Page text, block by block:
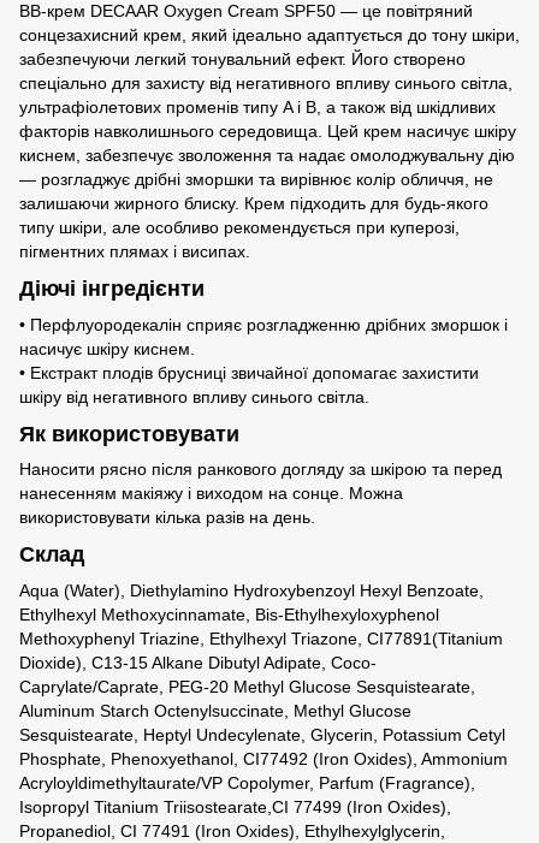
BB-крем DECAAR Oxygen Cream SPF50 — це повітряний
сонцезахисний крем, який ідеально адаптується до тону шкіри,
забезпечуючи легкий тонувальний ефект. Його створено
спеціально для захисту від негативного впливу синього світла,
ультрафіолетових променів типу A і B, а також від шкідливих
факторів навколишнього середовища. Цей крем насичує шкіру
киснем, забезпечує зволоження та надає омолоджувальну дію
— розгладжує дрібні зморшки та вирівнює колір обличчя, не
залишаючи жирного блиску. Крем підходить для будь-якого
типу шкіри, але особливо рекомендується при куперозі,
пігментних плямах і висипах.
Діючі інгредієнти
• Перфлуородекалін сприяє розгладженню дрібних зморшок і
насичує шкіру киснем.
• Екстракт плодів брусниці звичайної допомагає захистити
шкіру від негативного впливу синього світла.
Як використовувати
Наносити рясно після ранкового догляду за шкірою та перед
нанесенням макіяжу і виходом на сонце. Можна
використовувати кілька разів на день.
Склад
Aqua (Water), Diethylamino Hydroxybenzoyl Hexyl Benzoate,
Ethylhexyl Methoxycinnamate, Bis-Ethylhexyloxyphenol
Methoxyphenyl Triazine, Ethylhexyl Triazone, CI77891(Titanium
Dioxide), C13-15 Alkane Dibutyl Adipate, Coco-
Caprylate/Caprate, PEG-20 Methyl Glucose Sesquistearate,
Aluminum Starch Octenylsuccinate, Methyl Glucose
Sesquistearate, Heptyl Undecylenate, Glycerin, Potassium Cetyl
Phosphate, Phenoxyethanol, CI77492 (Iron Oxides), Ammonium
Acryloyldimethyltaurate/VP Copolymer, Parfum (Fragrance),
Isopropyl Titanium Triisostearate,CI 77499 (Iron Oxides),
Propanediol, CI 77491 (Iron Oxides), Ethylhexylglycerin,